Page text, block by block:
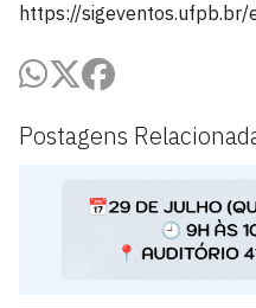
Postagens
https://sigeventos.ufpb.br/